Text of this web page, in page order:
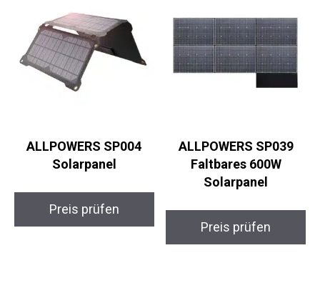
ALLPOWERS SP004
Solarpanel
Preis prüfen
ALLPOWERS SP039
Faltbares 600W
Solarpanel
Preis prüfen